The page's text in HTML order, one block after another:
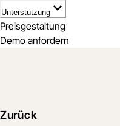
Unterstützung
Preisgestaltung
Demo anfordern
Zurück